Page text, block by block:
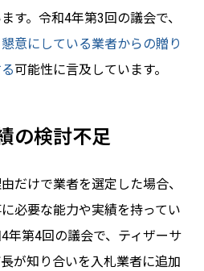
す。令和4年第3回の議会で、
懇意にしている業者からの贈り
可能性に言及しています。
の検討不足
だけで業者を選定した場合、
必要な能力や実績を持ってい
年第4回の議会で、ティザーサ
が知り合いを入札業者に追加